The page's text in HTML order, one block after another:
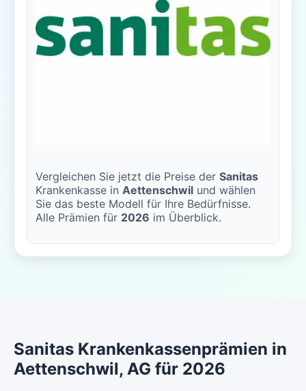
Vergleichen Sie jetzt die Preise der Sanitas
Krankenkasse in Aettenschwil und wählen
Sie das beste Modell für Ihre Bedürfnisse.
Alle Prämien für 2026 im Überblick.
Sanitas Krankenkassenprämien in
Aettenschwil, AG für 2026